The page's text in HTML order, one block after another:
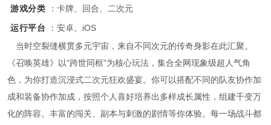
游戏分类
：卡牌、回合、二次元
运行平台
：安卓、iOS
当时空裂缝横贯多元宇宙，来自不同次元的传奇身影在此汇聚。
《召唤英雄》以“跨世同框”为核心玩法，集合全网现象级超人气角
色，为你打造沉浸式二次元狂欢盛宴。你可以搭配不同的队友协作加
成和装备协作加成，按照个人喜好培养出多样成长属性，组建千变万
化的阵容。丰富的闯关、副本与刺激的剧情等你体验。每一场战斗都